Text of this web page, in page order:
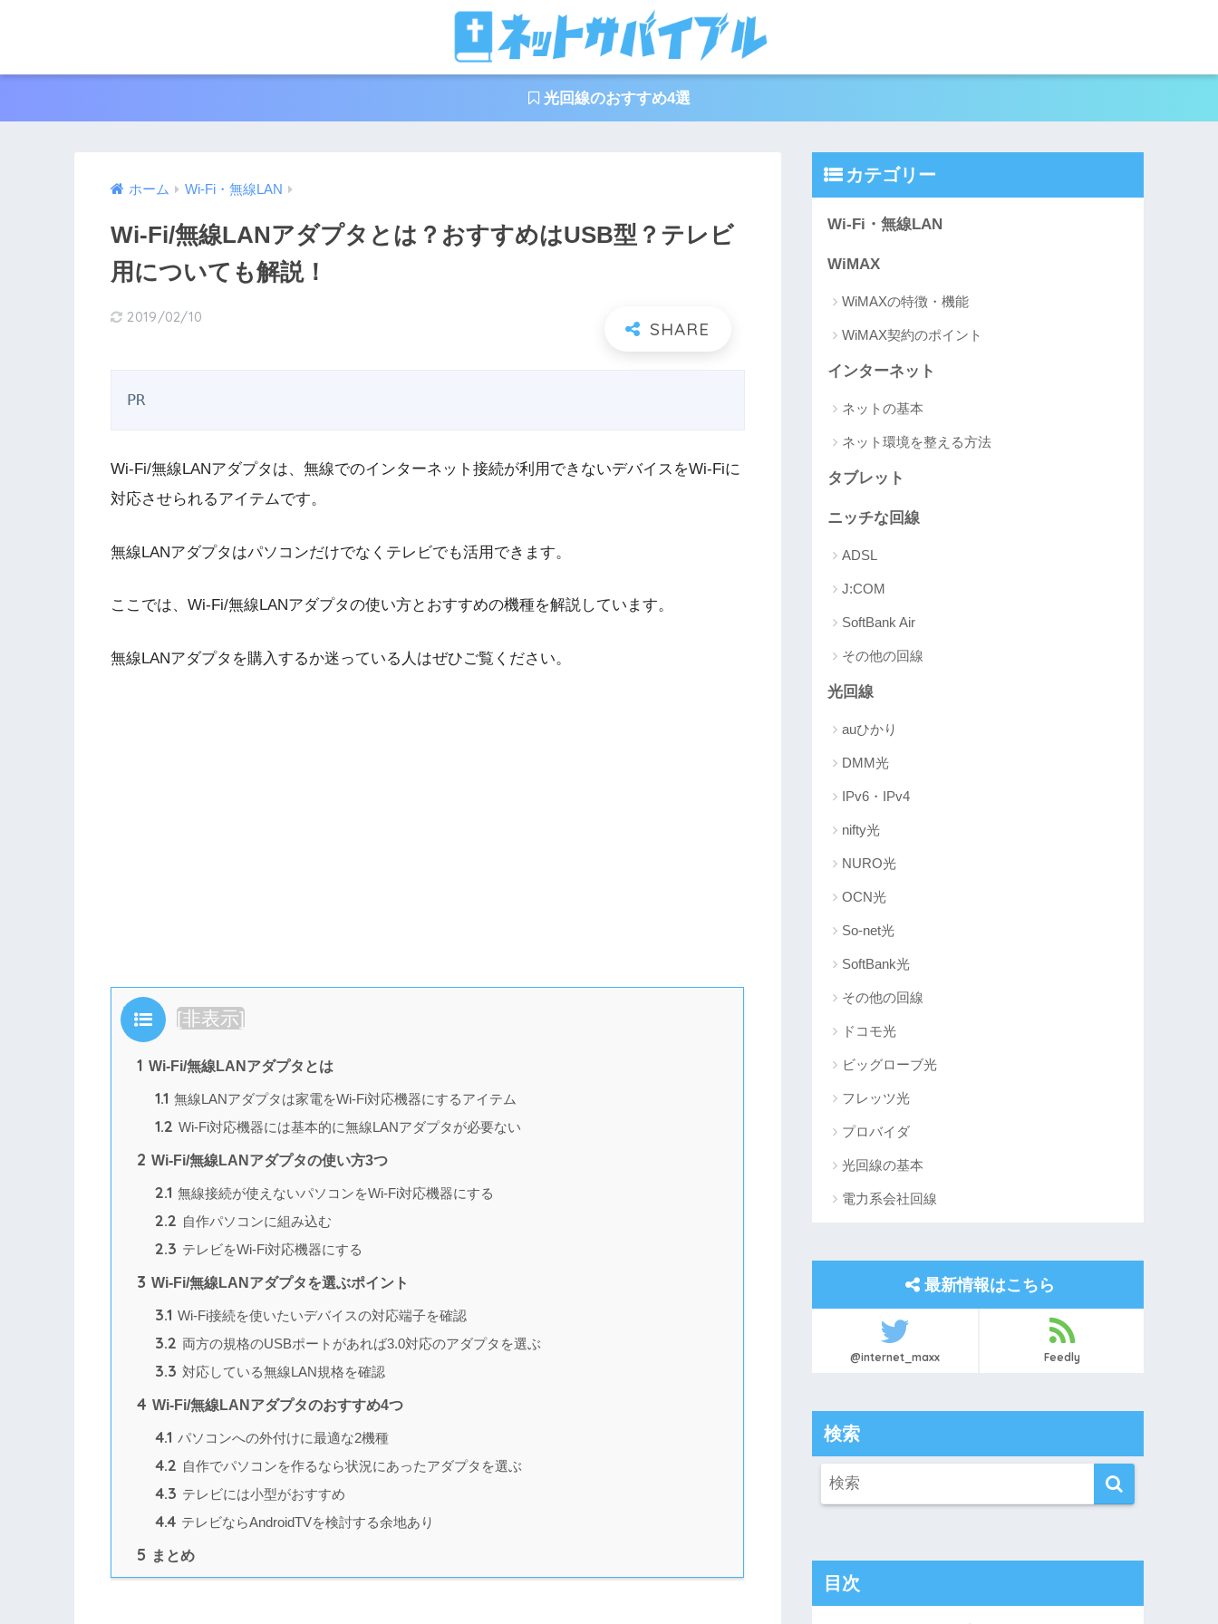
光回線のおすすめ4選
ホーム Wi-Fi・無線LAN
Wi-Fi/無線LANアダプタとは？おすすめはUSB型？テレビ
用についても解説！
2019/02/10
PR
Wi-Fi/無線LANアダプタは、無線でのインターネット接続が利用できないデバイスをWi-Fiに
対応させられるアイテムです。
無線LANアダプタはパソコンだけでなくテレビでも活用できます。
ここでは、Wi-Fi/無線LANアダプタの使い方とおすすめの機種を解説しています。
無線LANアダプタを購入するか迷っている人はぜひご覧ください。
目次 [非表示]
1 Wi-Fi/無線LANアダプタとは
1.1 無線LANアダプタは家電をWi-Fi対応機器にするアイテム
1.2 Wi-Fi対応機器には基本的に無線LANアダプタが必要ない
2 Wi-Fi/無線LANアダプタの使い方3つ
2.1 無線接続が使えないパソコンをWi-Fi対応機器にする
2.2 自作パソコンに組み込む
2.3 テレビをWi-Fi対応機器にする
3 Wi-Fi/無線LANアダプタを選ぶポイント
3.1 Wi-Fi接続を使いたいデバイスの対応端子を確認
3.2 両方の規格のUSBポートがあれば3.0対応のアダプタを選ぶ
3.3 対応している無線LAN規格を確認
4 Wi-Fi/無線LANアダプタのおすすめ4つ
4.1 パソコンへの外付けに最適な2機種
4.2 自作でパソコンを作るなら状況にあったアダプタを選ぶ
4.3 テレビには小型がおすすめ
4.4 テレビならAndroidTVを検討する余地あり
5 まとめ
カテゴリー
Wi-Fi・無線LAN
WiMAX
WiMAXの特徴・機能
WiMAX契約のポイント
インターネット
ネットの基本
ネット環境を整える方法
タブレット
ニッチな回線
ADSL
J:COM
SoftBank Air
その他の回線
光回線
auひかり
DMM光
IPv6・IPv4
nifty光
NURO光
OCN光
So-net光
SoftBank光
その他の回線
ドコモ光
ビッグローブ光
フレッツ光
プロバイダ
光回線の基本
電力系会社回線
最新情報はこちら
@internet_maxx Feedly
検索
目次